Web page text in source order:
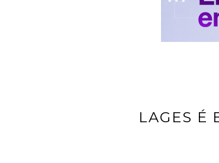
LAGES É